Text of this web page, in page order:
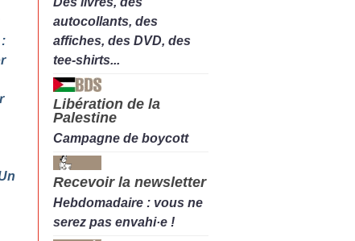
autocollants, des
affiches, des DVD, des
tee-shirts...
Libération de la
Palestine
Campagne de boycott
Recevoir la newsletter
Hebdomadaire : vous ne
serez pas envahi·e !